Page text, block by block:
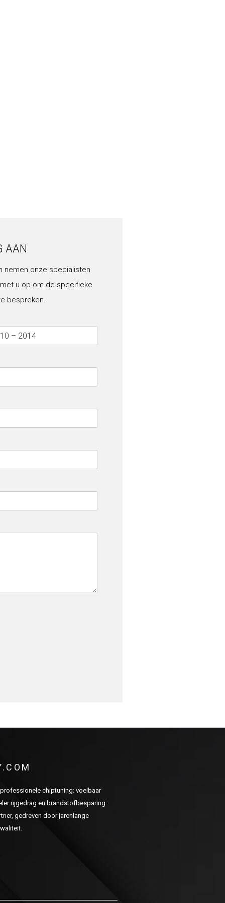
AAN
nemen onze specialisten
u op om de specifieke
bespreken.
professionele chiptuning: voelbaar
rijgedrag en brandstofbesparing.
gedreven door jarenlange